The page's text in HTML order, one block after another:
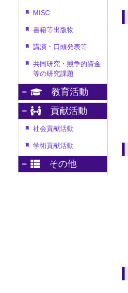
MISC
書籍等出版物
講演・口頭発表等
共同研究・競争的資金
等の研究課題
教育活動
貢献活動
社会貢献活動
学術貢献活動
その他